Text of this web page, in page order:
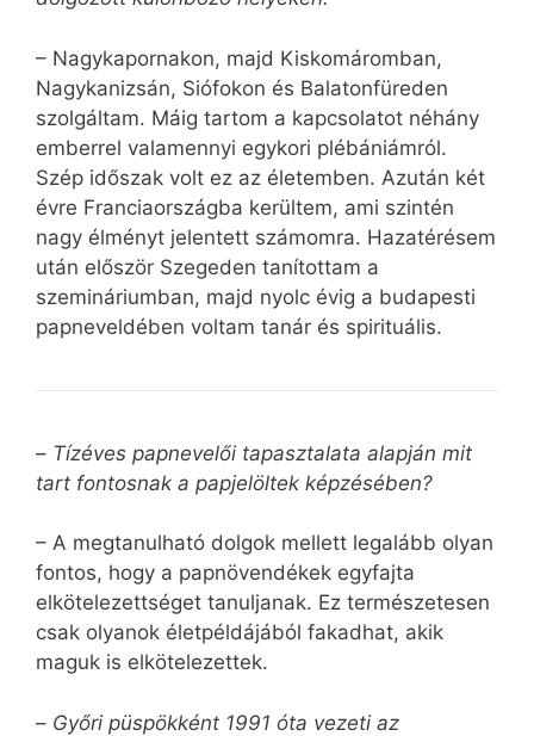
– Nagykapornakon, majd Kiskomáromban,
Nagykanizsán, Siófokon és Balatonfüreden
szolgáltam. Máig tartom a kapcsolatot néhány
emberrel valamennyi egykori plébániámról.
Szép időszak volt ez az életemben. Azután két
évre Franciaországba kerültem, ami szintén
nagy élményt jelentett számomra. Hazatérésem
után először Szegeden tanítottam a
szemináriumban, majd nyolc évig a budapesti
papneveldében voltam tanár és spirituális.
– Tízéves papnevelői tapasztalata alapján mit
tart fontosnak a papjelöltek képzésében?
– A megtanulható dolgok mellett legalább olyan
fontos, hogy a papnövendékek egyfajta
elkötelezettséget tanuljanak. Ez természetesen
csak olyanok életpéldájából fakadhat, akik
maguk is elkötelezettek.
– Győri püspökként 1991 óta vezeti az